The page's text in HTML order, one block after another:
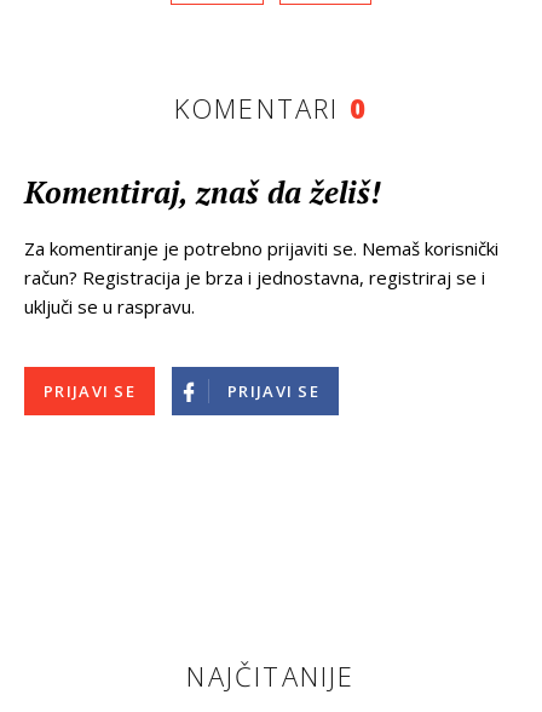
KOMENTARI 0
Komentiraj, znaš da želiš!
Za komentiranje je potrebno prijaviti se. Nemaš korisnički
račun? Registracija je brza i jednostavna, registriraj se i
uključi se u raspravu.
PRIJAVI SE PRIJAVI SE
NAJČITANIJE